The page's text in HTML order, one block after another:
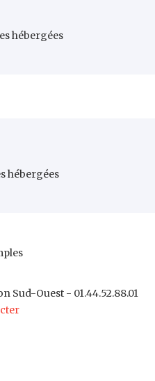
hébergées
hébergées
Sud-Ouest - 01.44.52.88.01